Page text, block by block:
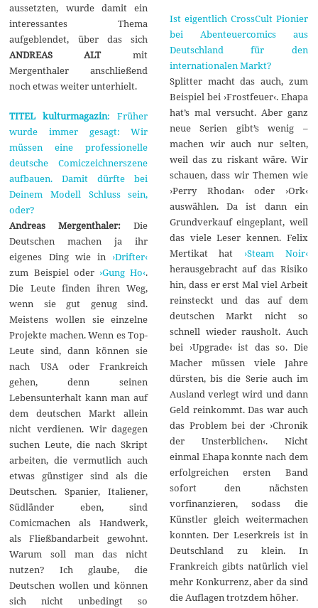
aussetzten, wurde damit ein
interessantes Thema
aufgeblendet, über das sich
ANDREAS ALTmit
Mergenthaler anschließend
noch etwas weiter unterhielt.
TITEL kulturmagazin: Früher
wurde immer gesagt: Wir
müssen eine professionelle
deutsche Comiczeichnerszene
aufbauen. Damit dürfte bei
Deinem Modell Schluss sein,
oder?
Andreas Mergenthaler: Die
Deutschen machen ja ihr
eigenes Ding wie in ›Drifter‹
zum Beispiel oder ›Gung Ho‹.
Die Leute finden ihren Weg,
wenn sie gut genug sind.
Meistens wollen sie einzelne
Projekte machen. Wenn es Top-
Leute sind, dann können sie
nach USA oder Frankreich
gehen, denn seinen
Lebensunterhalt kann man auf
dem deutschen Markt allein
nicht verdienen. Wir dagegen
suchen Leute, die nach Skript
arbeiten, die vermutlich auch
etwas günstiger sind als die
Deutschen. Spanier, Italiener,
Südländer eben, sind
Comicmachen als Handwerk,
als Fließbandarbeit gewohnt.
Warum soll man das nicht
nutzen? Ich glaube, die
Deutschen wollen und können
sich nicht unbedingt so
Ist eigentlich CrossCult Pionier
bei Abenteuercomics aus
Deutschland für den
internationalen Markt?
Splitter macht das auch, zum
Beispiel bei ›Frostfeuer‹. Ehapa
hat’s mal versucht. Aber ganz
neue Serien gibt’s wenig –
machen wir auch nur selten,
weil das zu riskant wäre. Wir
schauen, dass wir Themen wie
›Perry Rhodan‹ oder ›Ork‹
auswählen. Da ist dann ein
Grundverkauf eingeplant, weil
das viele Leser kennen. Felix
Mertikat hat ›Steam Noir‹
herausgebracht auf das Risiko
hin, dass er erst Mal viel Arbeit
reinsteckt und das auf dem
deutschen Markt nicht so
schnell wieder rausholt. Auch
bei ›Upgrade‹ ist das so. Die
Macher müssen viele Jahre
dürsten, bis die Serie auch im
Ausland verlegt wird und dann
Geld reinkommt. Das war auch
das Problem bei der ›Chronik
der Unsterblichen‹. Nicht
einmal Ehapa konnte nach dem
erfolgreichen ersten Band
sofort den nächsten
vorfinanzieren, sodass die
Künstler gleich weitermachen
konnten. Der Leserkreis ist in
Deutschland zu klein. In
Frankreich gibts natürlich viel
mehr Konkurrenz, aber da sind
die Auflagen trotzdem höher.